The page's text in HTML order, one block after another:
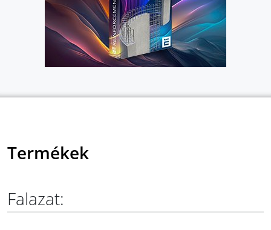
Termékek
Falazat: